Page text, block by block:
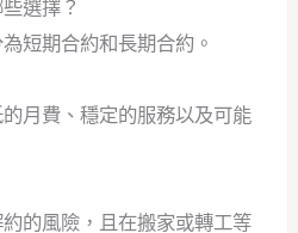
選擇？
短期合約和長期合約。
月費、穩定的服務以及可能
的風險，且在搬家或轉工等